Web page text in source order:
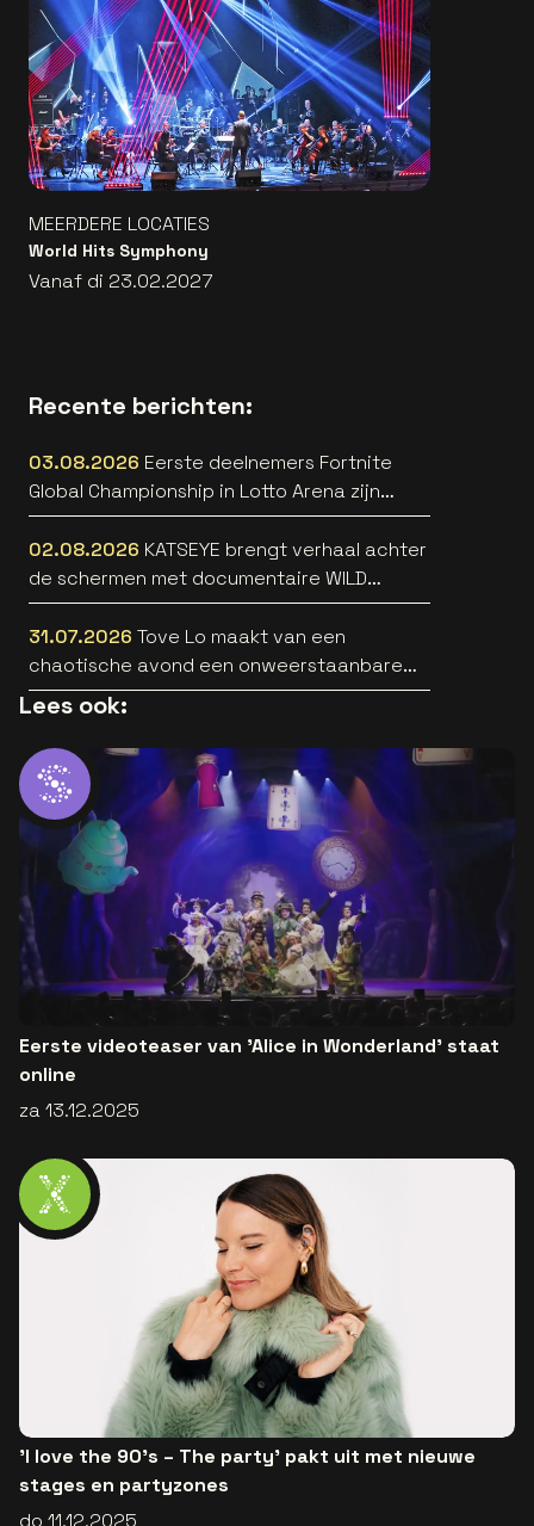
MEERDERE LOCATIES
World Hits Symphony
Vanaf di 23.02.2027
Recente berichten:
03.08.2026 Eerste deelnemers Fortnite
Global Championship in Lotto Arena zijn
bekend
02.08.2026 KATSEYE brengt verhaal achter
de schermen met documentaire WILD
HEARTS [trailer]
31.07.2026 Tove Lo maakt van een
chaotische avond een onweerstaanbare
popsong
Lees ook:
Eerste videoteaser van 'Alice in Wonderland' staat
online
za 13.12.2025
'I love the 90's – The party' pakt uit met nieuwe
stages en partyzones
do 11.12.2025